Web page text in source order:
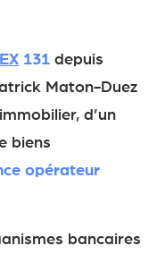
131 depuis
Maton-Duez
d’un
biens
opérateur
bancaires